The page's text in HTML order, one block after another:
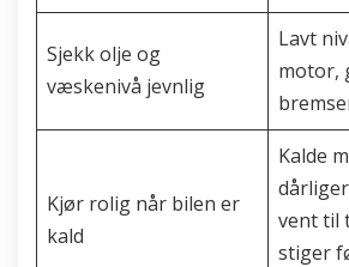
Sjekk olje og
væskenivå jevnlig
Lavt
motor,
Kjør rolig når bilen er
kald
Kalde
vent til
stiger